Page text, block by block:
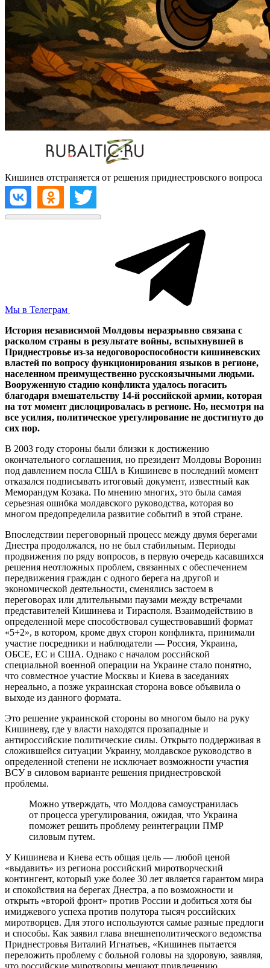
Кишинев отстраняется от решения приднестровского вопроса
Мы в Телеграм
История независимой Молдовы неразрывно связана с
расколом страны в результате войны, вспыхнувшей в
Приднестровье из-за недоговороспособности кишиневских
властей по вопросу функционирования языков в регионе,
населенном преимущественно русскоязычными людьми.
Вооруженную стадию конфликта удалось погасить
благодаря вмешательству 14-й российской армии, которая
на тот момент дислоцировалась в регионе. Но, несмотря на
все усилия, политическое урегулирование не достигнуто до
сих пор.
В 2003 году стороны были близки к достижению
окончательного соглашения, но президент Молдовы Воронин
под давлением посла США в Кишиневе в последний момент
отказался подписывать итоговый документ, известный как
Меморандум Козака. По мнению многих, это была самая
серьезная ошибка молдавского руководства, которая во
многом предопределила развитие событий в этой стране.
Впоследствии переговорный процесс между двумя берегами
Днестра продолжался, но не был стабильным. Периоды
продвижения по ряду вопросов, в первую очередь касавшихся
решения неотложных проблем, связанных с обеспечением
передвижения граждан с одного берега на другой и
экономической деятельности, сменялись застоем в
переговорах или длительными паузами между встречами
представителей Кишинева и Тирасполя. Взаимодействию в
определенной мере способствовал существовавший формат
«5+2», в котором, кроме двух сторон конфликта, принимали
участие посредники и наблюдатели — Россия, Украина,
ОБСЕ, ЕС и США. Однако с началом российской
специальной военной операции на Украине стало понятно,
что совместное участие Москвы и Киева в заседаниях
нереально, а позже украинская сторона вовсе объявила о
выходе из данного формата.
Это решение украинской стороны во многом было на руку
Кишиневу, где у власти находятся прозападные и
антироссийские политические силы. Открыто поддерживая в
сложившейся ситуации Украину, молдавское руководство в
определенной степени не исключает возможности участия
ВСУ в силовом варианте решения приднестровской
проблемы.
Можно утверждать, что Молдова самоустранилась
от процесса урегулирования, ожидая, что Украина
поможет решить проблему реинтеграции ПМР
силовым путем.
У Кишинева и Киева есть общая цель — любой ценой
«выдавить» из региона российский миротворческий
контингент, который уже более 30 лет является гарантом мира
и спокойствия на берегах Днестра, а по возможности и
открыть «второй фронт» против России и добиться хотя бы
имиджевого успеха против полутора тысяч российских
миротворцев. Для этого используются самые разные предлоги
и способы. Как заявил глава внешнеполитического ведомства
Приднестровья Виталий Игнатьев, «Кишинев пытается
переложить проблему с больной головы на здоровую, заявляя,
что российские миротворцы мешают привлечению